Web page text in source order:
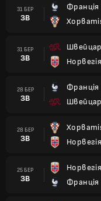
31 БЕР
ЗВ
31 БЕР
ЗВ
28 БЕР
ЗВ
28 БЕР
ЗВ
25 БЕР
ЗВ